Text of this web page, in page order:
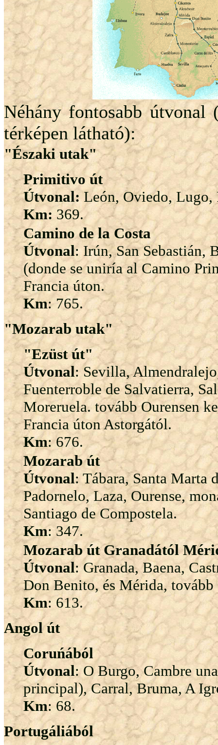
Néhány fontosabb útvonal
térképen látható):
"Északi utak"
Primitivo út
Útvonal:León, Oviedo, Lugo,
Km: 369.
Camino de la Costa
Útvonal: Irún, San Sebastián,
(donde se uniría al Camino
Francia úton.
Km: 765.
"Mozarab utak"
"Ezüst út"
Útvonal: Sevilla,
Fuenterroble de Salvatierra,
Moreruela. tovább Ourensen
Francia úton Astorgától.
Km: 676.
Mozarab út
Útvonal: Tábara, Santa Marta
Padornelo, Laza, Ourense,
Santiago de Compostela.
Km: 347.
Mozarab út Granadától
Útvonal: Granada, Baena,
Don Benito, és Mérida, tovább
Km: 613.
Angol út
Coruńából
Útvonal: O Burgo, Cambre
principal), Carral, Bruma, A
Km: 68.
Portugáliából